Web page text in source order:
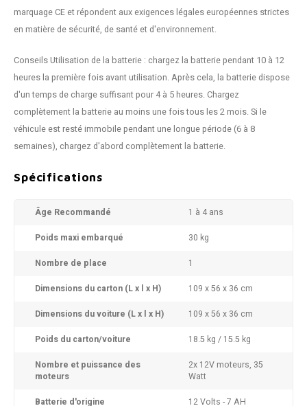
marquage CE et répondent aux exigences légales européennes strictes
en matière de sécurité, de santé et d'environnement.
Conseils Utilisation de la batterie : chargez la batterie pendant 10 à 12
heures la première fois avant utilisation. Après cela, la batterie dispose
d'un temps de charge suffisant pour 4 à 5 heures. Chargez
complètement la batterie au moins une fois tous les 2 mois. Si le
véhicule est resté immobile pendant une longue période (6 à 8
semaines), chargez d'abord complètement la batterie.
Spécifications
Âge Recommandé 1 à 4 ans
Poids maxi embarqué 30 kg
Nombre de place 1
Dimensions du carton (L x l x H) 109 x 56 x 36 cm
Dimensions du voiture (L x l x H) 109 x 56 x 36 cm
Poids du carton/voiture 18.5 kg / 15.5 kg
Nombre et puissance des
moteurs
2x 12V moteurs, 35
Watt
Batterie d'origine 12 Volts - 7 AH